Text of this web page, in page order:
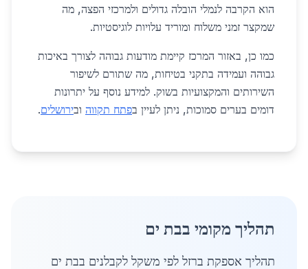
הוא הקרבה לנמלי הובלה גדולים ולמרכזי הפצה, מה
שמקצר זמני משלוח ומוריד עלויות לוגיסטיות.
כמו כן, באזור המרכז קיימת מודעות גבוהה לצורך באיכות
גבוהה ועמידה בתקני בטיחות, מה שתורם לשיפור
השירותים והמקצועיות בשוק. למידע נוסף על יתרונות
דומים בערים סמוכות, ניתן לעיין בפתח תקווה ובירושלים.
תהליך מקומי בבת ים
תהליך אספקת ברזל לפי משקל לקבלנים בבת ים